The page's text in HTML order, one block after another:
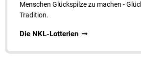
Menschen Glückspilze zu machen -
Tradition.
Die NKL-Lotterien